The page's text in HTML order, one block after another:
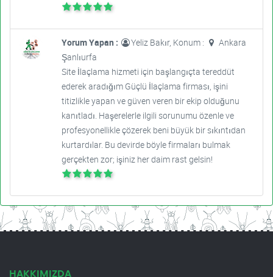
Yorum Yapan : Yeliz Bakır, Konum :
Ankara
Şanlıurfa
Site İlaçlama hizmeti için başlangıçta tereddüt
ederek aradığım Güçlü İlaçlama firması, işini
titizlikle yapan ve güven veren bir ekip olduğunu
kanıtladı. Haşerelerle ilgili sorunumu özenle ve
profesyonellikle çözerek beni büyük bir sıkıntıdan
kurtardılar. Bu devirde böyle firmaları bulmak
gerçekten zor; işiniz her daim rast gelsin!
HAKKIMIZDA